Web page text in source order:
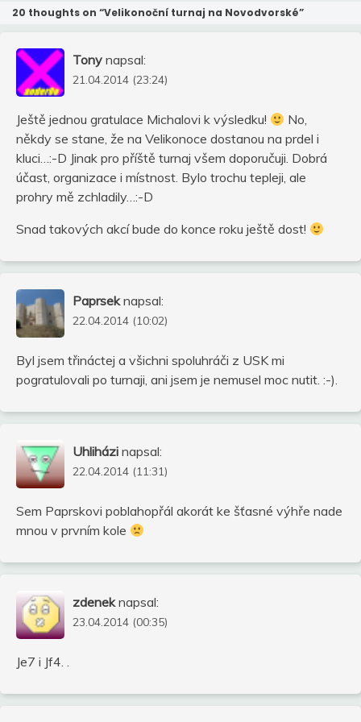
20 thoughts on “Velikonoční turnaj na Novodvorské”
Tony napsal:
21.04.2014 (23:24)
Ještě jednou gratulace Michalovi k výsledku!
No,
někdy se stane, že na Velikonoce dostanou na prdel i
kluci…:-D Jinak pro příště turnaj všem doporučuji. Dobrá
účast, organizace i místnost. Bylo trochu tepleji, ale
prohry mě zchladily…:-D
Snad takových akcí bude do konce roku ještě dost!
Paprsek napsal:
22.04.2014 (10:02)
Byl jsem třináctej a všichni spoluhráči z USK mi
pogratulovali po turnaji, ani jsem je nemusel moc nutit. :-).
Uhliházi napsal:
22.04.2014 (11:31)
Sem Paprskovi poblahopřál akorát ke šťasné výhře nade
mnou v prvním kole
zdenek napsal:
23.04.2014 (00:35)
Je7 i Jf4. .